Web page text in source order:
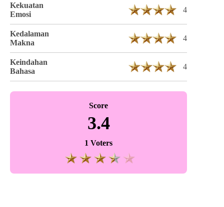
Kekuatan
Emosi
4
Kedalaman
Makna
4
Keindahan
Bahasa
4
Score
3.4
1 Voters